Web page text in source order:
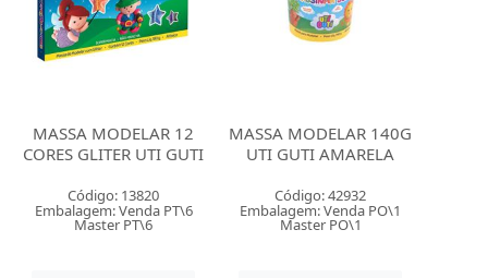
MASSA MODELAR 12
CORES GLITER UTI GUTI
Código: 13820
Embalagem: Venda PT\6
Master PT\6
MASSA MODELAR 140G
UTI GUTI AMARELA
Código: 42932
Embalagem: Venda PO\1
Master PO\1